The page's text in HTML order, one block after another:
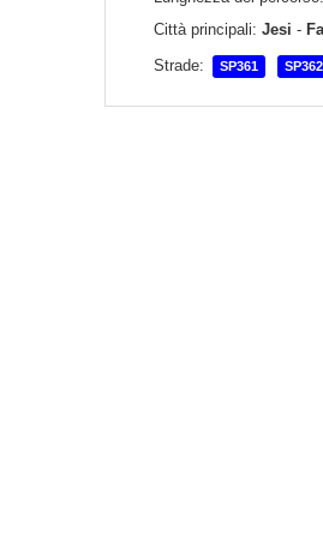
Città principali: Jesi -
Strade:
SP361 SP362